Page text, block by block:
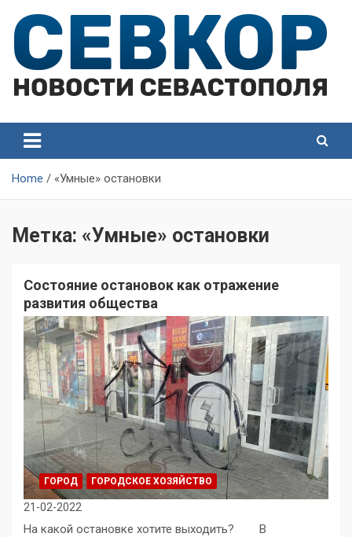
content
Севастополя
Севастополя
Home «Умные» остановки
Метка: «Умные» остановки
Состояние остановок как отражение
развития общества
ГОРОД ГОРОДСКОЕ ХОЗЯЙСТВО
21-02-2022
На какой остановке хотите выходить? В